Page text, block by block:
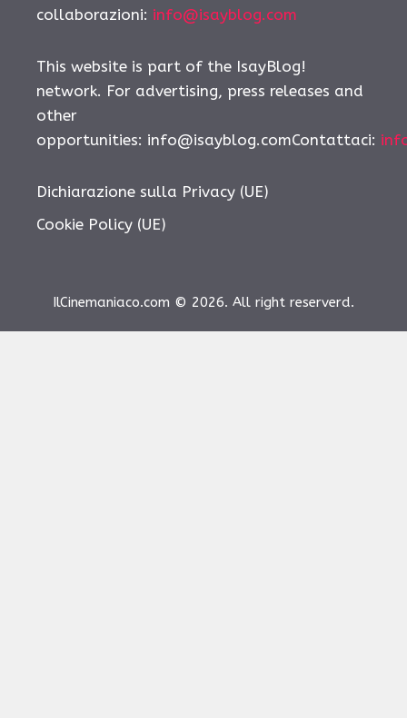
collaborazioni: info@isayblog.com
This website is part of the IsayBlog!
network. For advertising, press releases and
other
opportunities: info@isayblog.comContattaci:
Dichiarazione sulla Privacy (UE)
Cookie Policy (UE)
IlCinemaniaco.com © 2026. All right reserverd.